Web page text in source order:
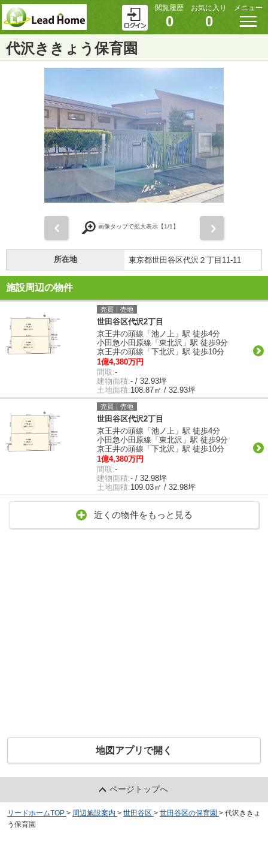
閲覧履歴
0
お気に入り
0
メニュー
代沢ききょう保育園
画像タップで拡大表示【1/1】
所在地 東京都世田谷区代沢２丁目11-11
施設周辺の物件
売買｜売地
世田谷区代沢2丁目
京王井の頭線「池ノ上」駅 徒歩4分
小田急小田原線「東北沢」駅 徒歩9分
京王井の頭線「下北沢」駅 徒歩10分
1億4,380万円
間取:-
建物面積:- / 32.93坪
土地面積:108.87㎡ / 32.93坪
売買｜売地
世田谷区代沢2丁目
京王井の頭線「池ノ上」駅 徒歩4分
小田急小田原線「東北沢」駅 徒歩9分
京王井の頭線「下北沢」駅 徒歩10分
1億4,380万円
間取:-
建物面積:- / 32.98坪
土地面積:109.03㎡ / 32.98坪
近くの物件をもっと見る
地図アプリで開く
ページトップへ
リードホームTOP > 周辺施設案内 > 世田谷区 > 世田谷区の保育園 > 代沢ききょ
う保育園